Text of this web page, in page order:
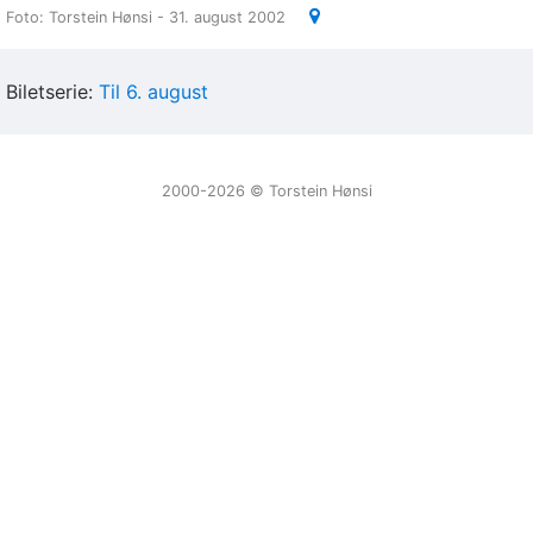
Foto: Torstein Hønsi - 31. august 2002
Biletserie: Til 6. august
2000-2026 ©️ Torstein Hønsi